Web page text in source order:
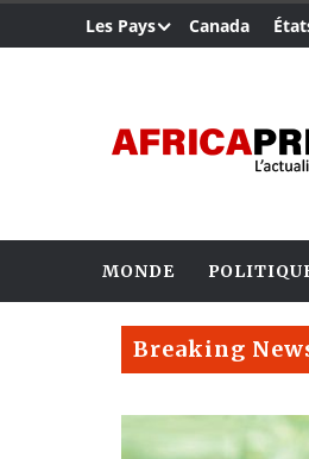
Les Pays Canada
MONDE
Breaking